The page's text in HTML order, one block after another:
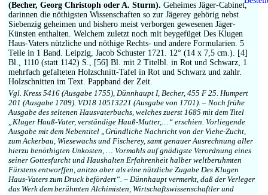
Kontakt
Ankauf
Links
Impressum
(Becher, Georg Christoph oder A. Sturm). Geheimes Jäger-Cabinet,
darinnen die nöthigsten Wissenschaften so zur Jägerey gehörig nebst
Siebenzig geheimen und bishero meist verborgen gewesenen Jäger-
Künsten enthalten. Welchem zuletzt noch mit beygefüget Des Klugen
Haus-Vaters nützliche und nöthige Rechts- und andere Formularien. 5
Teile in 1 Band. Leipzig, Jacob Schuster 1721. 12° (14 x 7,5 cm.). [4]
Bl., 1110 (statt 1142) S., [56] Bl. mit 2 Titelbl. in Rot und Schwarz, 1
mehrfach gefalteten Holzschnitt-Tafel in Rot und Schwarz und zahlr.
Holzschnitten im Text. Pappband der Zeit.
Vgl. Kress 5416 (Ausgabe 1755), Dünnhaupt I, Becher, 455 F 25. Humpert
201 (Ausgabe 1709). VD18 10513221 (Ausgabe von 1701). – Noch frühe
Ausgabe des seltenen Hausvaterbuchs, welches zuerst 1685 mit dem Titel
„Kluger Hauß-Vater, verständige Hauß-Mutter,…“ erschien. Vorliegende
Ausgabe mit dem Nebentitel „Gründliche Nachricht von der Viehe-Zucht,
zum Ackerbau, Wiesewachs und Fischerey, samt genauer Ausrechnung aller
hierzu benöthigten Unkosten, … Vormahls auf gnädigste Verordnung eines
seiner Gottesfurcht und Haushalten Erfahrenheit halber weltberuhmten
Fürstens entworffen, anitzo aber als eine nützliche Zugabe Des Klugen
Haus-Vaters zum Druck befördert“. – Dünnhaupt vermerkt, daß der Verleger
das Werk dem berühmten Alchimisten, Wirtschaftswissenschaftler und